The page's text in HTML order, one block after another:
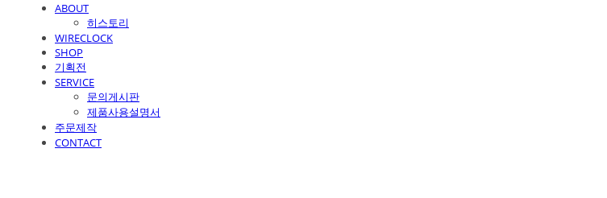
ABOUT
히스토리
WIRECLOCK
SHOP
기획전
SERVICE
문의게시판
제품사용설명서
주문제작
CONTACT